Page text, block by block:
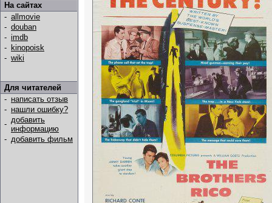
На сайтах
- allmovie
- douban
- imdb
- kinopoisk
- wiki
Для читателей
- написать отзыв
- нашли ошибку?
- добавить
информацию
- добавить фильм